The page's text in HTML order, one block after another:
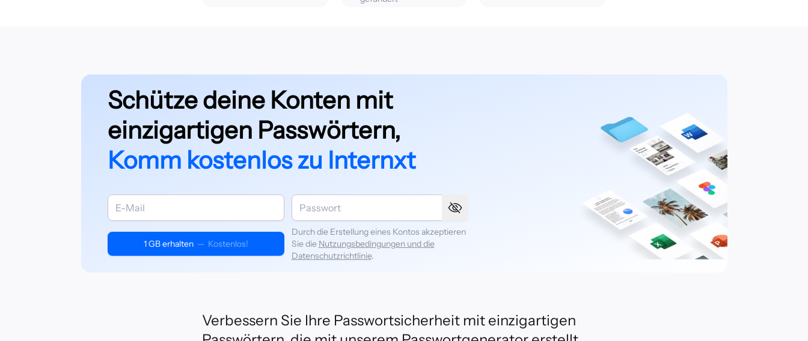
Schütze deine Konten mit
einzigartigen Passwörtern,
Komm kostenlos zu Internxt
1 GB erhalten — Kostenlos!
Durch die Erstellung eines Kontos akzeptieren
Sie die Nutzungsbedingungen und die
Datenschutzrichtlinie.
Verbessern Sie Ihre Passwortsicherheit mit einzigartigen